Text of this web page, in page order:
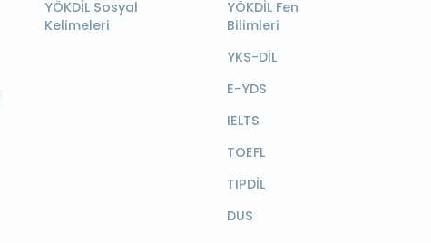
YÖKDİL Sosyal
Kelimeleri
YÖKDİL Fen
Bilimleri
YKS-DİL
E-YDS
IELTS
TOEFL
TIPDİL
DUS